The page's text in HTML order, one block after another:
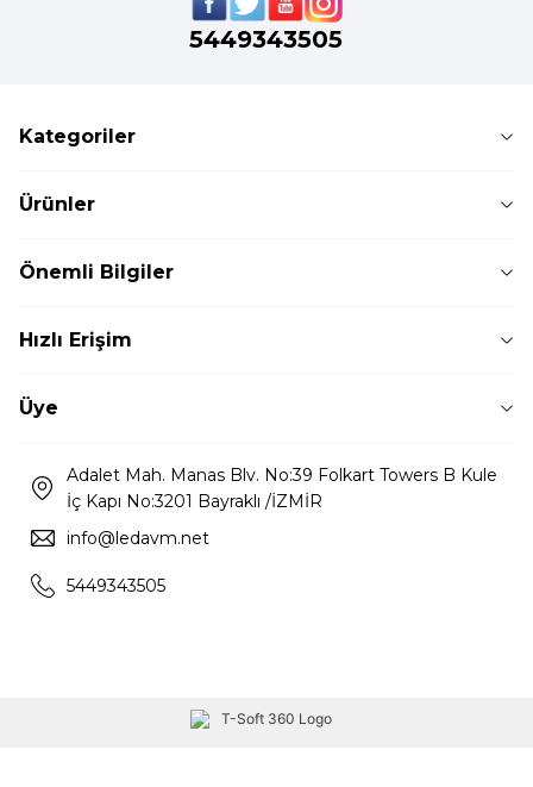
5449343505
Kategoriler
Ürünler
Önemli Bilgiler
Hızlı Erişim
Üye
Adalet Mah. Manas Blv. No:39 Folkart Towers B Kule
İç Kapı No:3201 Bayraklı /İZMİR
info@ledavm.net
5449343505